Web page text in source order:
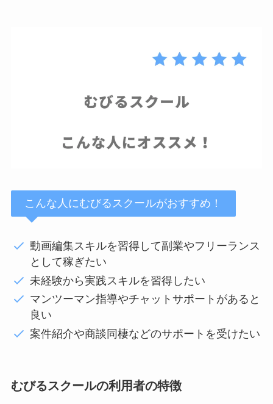
こんな人にむびるスクールがおすすめ！
動画編集スキルを習得して副業やフリーランス
として稼ぎたい
未経験から実践スキルを習得したい
マンツーマン指導やチャットサポートがあると
良い
案件紹介や商談同棲などのサポートを受けたい
むびるスクールの利用者の特徴